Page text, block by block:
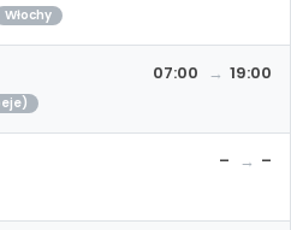
Włochy
07:00 19:00
– –